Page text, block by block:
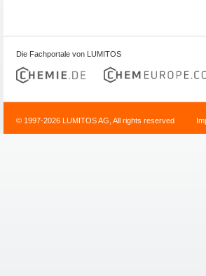
Die Fachportale von LUMITOS
© 1997-2026 LUMITOS AG, All rights reserved